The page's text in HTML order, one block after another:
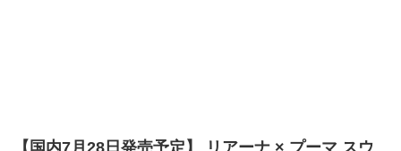
【国内7月28日発売予定】 リアーナ × プーマ スウ